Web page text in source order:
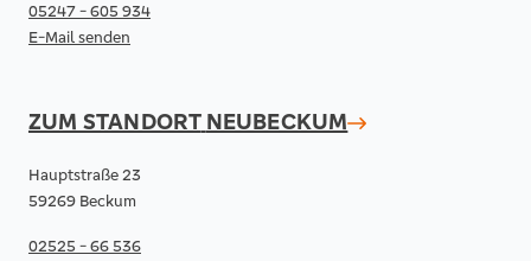
05247 - 605 934
E-Mail senden
ZUM STANDORT NEUBECKUM
Hauptstraße 23
59269 Beckum
02525 - 66 536